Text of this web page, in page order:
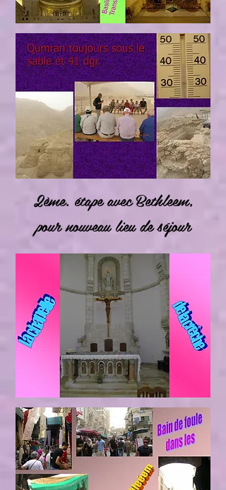
2ème. étape avecBethleem,
pour nouveau lieu de séjour